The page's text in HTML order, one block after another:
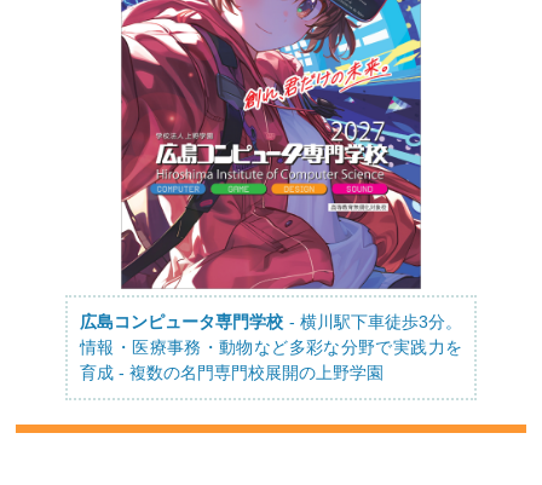
広島コンピュータ専門学校 - 横川駅下車徒歩3分。
情報・医療事務・動物など多彩な分野で実践力を
育成 - 複数の名門専門校展開の上野学園